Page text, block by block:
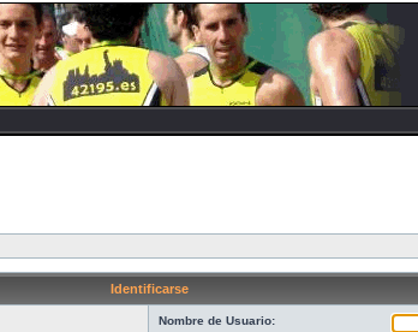
Identificarse
Nombre de Usuario: